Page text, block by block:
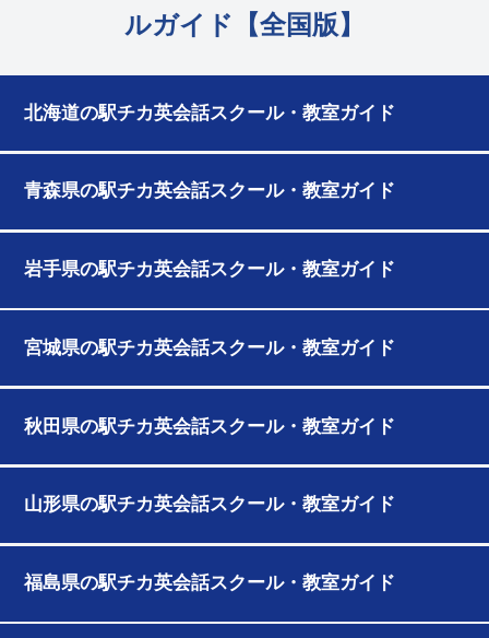
ルガイド【全国版】
北海道の駅チカ英会話スクール・教室ガイド
青森県の駅チカ英会話スクール・教室ガイド
岩手県の駅チカ英会話スクール・教室ガイド
宮城県の駅チカ英会話スクール・教室ガイド
秋田県の駅チカ英会話スクール・教室ガイド
山形県の駅チカ英会話スクール・教室ガイド
福島県の駅チカ英会話スクール・教室ガイド